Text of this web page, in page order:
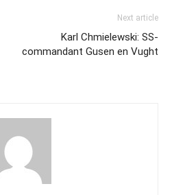
Next article
Karl Chmielewski: SS-
commandant Gusen en Vught